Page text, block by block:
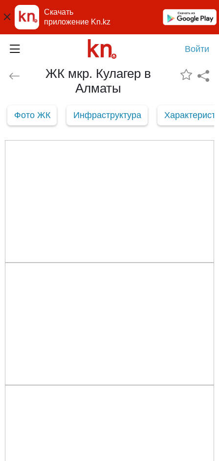
Скачать
приложение Kn.kz
Войти
ЖК мкр. Кулагер в
Алматы
Фото ЖК Инфраструктура